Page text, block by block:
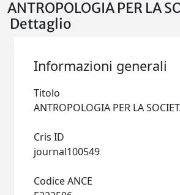
ANTROPOLOGIA PER LA
Dettaglio
Informazioni generali
Titolo
Cris ID
Codice ANCE